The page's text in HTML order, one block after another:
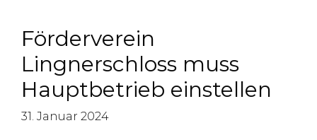
Förderverein
Lingnerschloss muss
Hauptbetrieb einstellen
31. Januar 2024